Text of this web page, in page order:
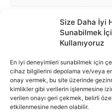
Size Daha İyi
Sunabilmek
Kullanıyoruz
En iyi deneyimleri sunabilmek için
cihaz bilgilerini depolama ve/veya
onay vermek, bu site üzerinde
kimlikler gibi verilerin işlenmesine
verilen onayı geri çekmek, belirli
etkilenmesine neden olabilir.
İnternet portalımızda yer alan
içeriğin hakları Sigortamedya
basılı ya da elektronik bir